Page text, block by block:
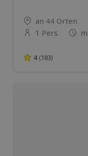
Standort
an 44 Orten
Anzahl der
1 Pers.
4 von 5 Sternen
4 (183)